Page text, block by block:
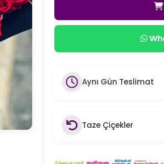
Aynı Gün Teslimat
Taze Çiçekler